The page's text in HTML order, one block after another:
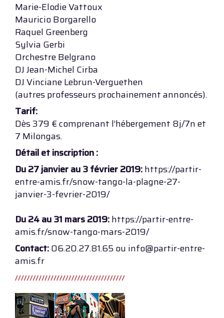
Marie-Elodie Vattoux
Mauricio Borgarello
Raquel Greenberg
Sylvia Gerbi
Orchestre Belgrano
DJ Jean-Michel Cirba
DJ Vinciane Lebrun-Verguethen
(autres professeurs prochainement annoncés).
Tarif:
Dès 379 € comprenant l’hébergement 8j/7n et
7 Milongas.
Détail et inscription :
Du 27 janvier au 3 février 2019:https://partir-
entre-amis.fr/snow-tango-la-plagne-27-
janvier-3-fevrier-2019/
Du 24 au 31 mars 2019:https://partir-entre-
amis.fr/snow-tango-mars-2019/
Contact:06.20.27.81.65 ou info@partir-entre-
amis.fr